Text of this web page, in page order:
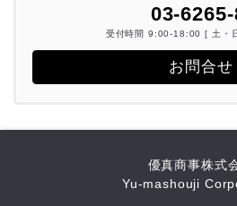
03-
受付時間 9:00-18:00 [ 土・
お問合せ
優真商事株式
Yu-mashouji